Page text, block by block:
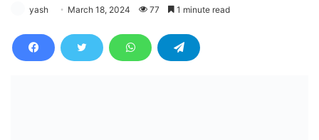
yash March 18, 2024 77 1 minute read